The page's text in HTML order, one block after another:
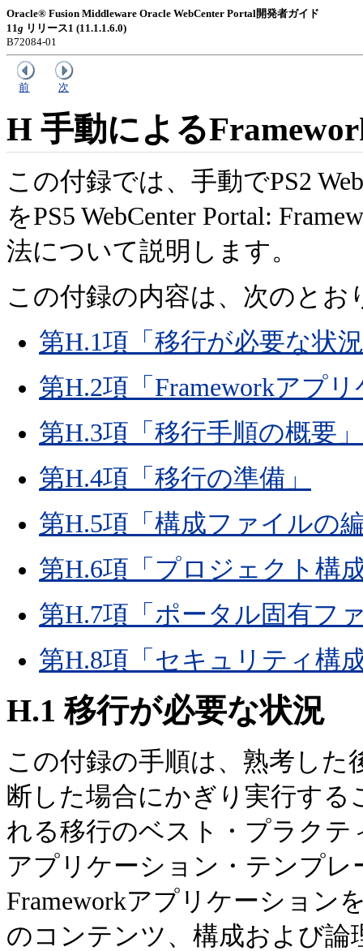
Oracle® Fusion Middleware Oracle WebCenter Portal開発者ガイド
11g リリース1 (11.1.1.6.0)
B72084-01
前 次
H 手動による
この付録では、手動でPS2
をPS5 WebCenter Portal:
法について説明します。
この付録の内容は、次のとお
第H.1項「移行が必要な状
第H.2項「Frameworkアプ
第H.3項「移行手順の概要」
第H.4項「移行の準備」
第H.5項「構成ファイルの
第H.6項「プロジェクト構
第H.7項「ポータル固有フ
第H.8項「セキュリティ構
H.1 移行が必要な状況
この付録の手順は、熟考した
断した場合にかぎり実行す
れる移行のベスト・プラクテ
アプリケーション・テンプレ
Frameworkアプリケーション
のコンテンツ、構成および論